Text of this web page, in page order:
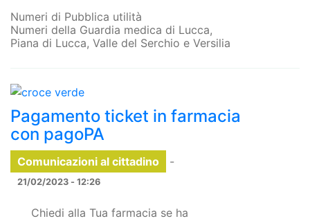
Numeri di Pubblica utilità
Numeri della Guardia medica di Lucca,
Piana di Lucca, Valle del Serchio e Versilia
Pagamento ticket in farmacia
con pagoPA
Comunicazioni al cittadino -
21/02/2023 - 12:26
Chiedi alla Tua farmacia se ha